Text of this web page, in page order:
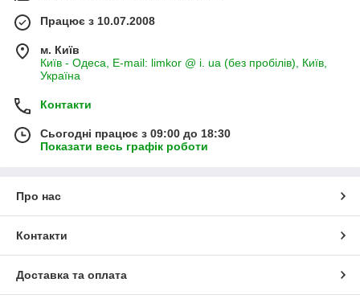
Працює з 10.07.2008
м. Київ
Київ - Одеса, E-mail: limkor @ i. ua (без пробілів), Київ,
Україна
Контакти
Сьогодні працює з 09:00 до 18:30
Показати весь графік роботи
Про нас
Контакти
Доставка та оплата